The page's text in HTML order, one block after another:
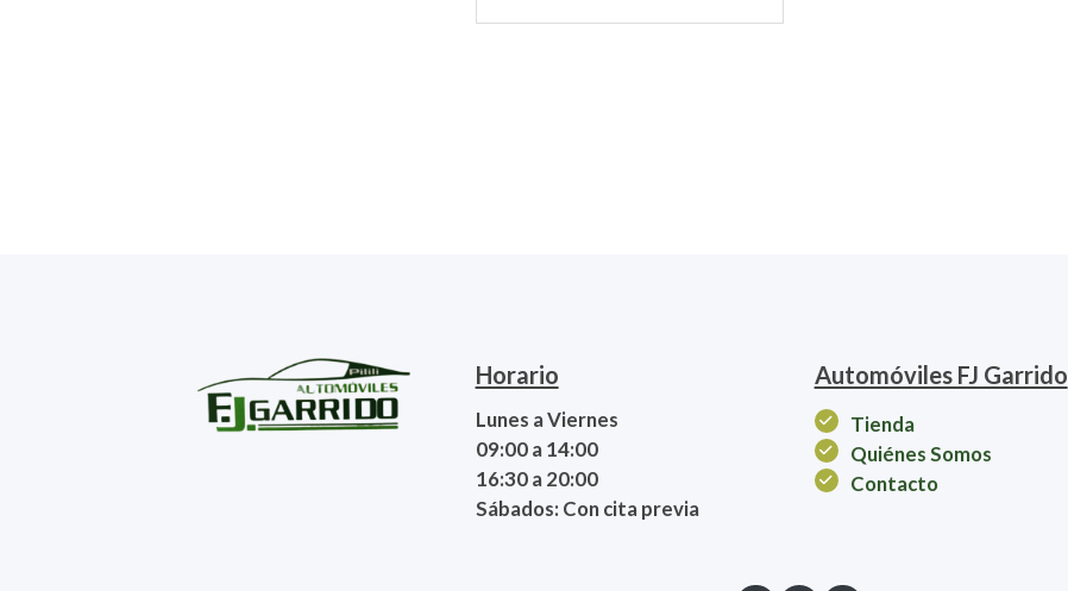
Horario
Lunes a Viernes
09:00 a 14:00
16:30 a 20:00
Sábados: Con cita previa
Automóviles FJ Garrido
Tienda
Quiénes Somos
Contacto